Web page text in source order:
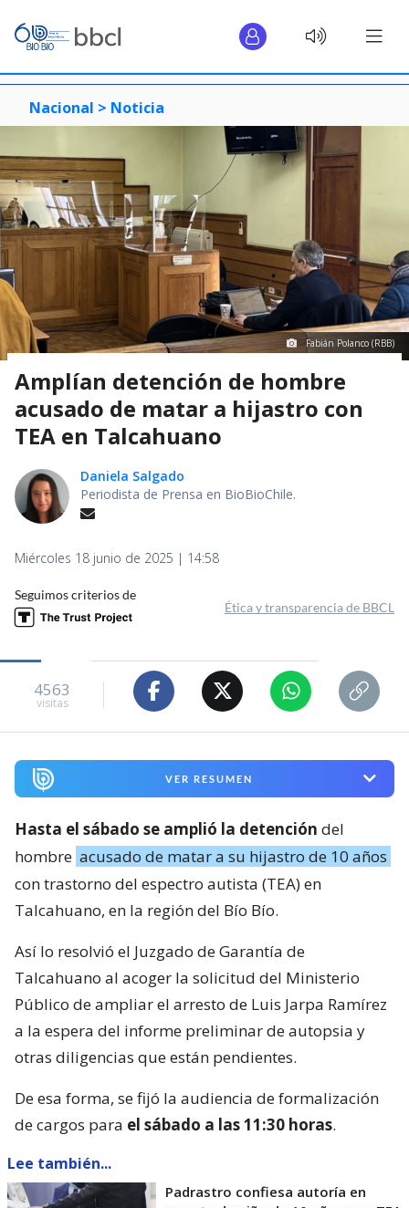
Nacional > Noticia
Fabián Polanco (RBB)
Amplían detención de hombre
acusado de matar a hijastro con
TEA en Talcahuano
Daniela Salgado
Periodista de Prensa en BioBioChile.
Miércoles 18 junio de 2025 | 14:58
Seguimos criterios de
Ética y transparencia de BBCL
4563
visitas
VER RESUMEN
Hasta el sábado se amplió la detención del
hombre acusado de matar a su hijastro de 10 años
con trastorno del espectro autista (TEA) en
Talcahuano, en la región del Bío Bío.
Así lo resolvió el Juzgado de Garantía de
Talcahuano al acoger la solicitud del Ministerio
Público de ampliar el arresto de Luis Jarpa Ramírez
a la espera del informe preliminar de autopsia y
otras diligencias que están pendientes.
De esa forma, se fijó la audiencia de formalización
de cargos para el sábado a las 11:30 horas.
Lee también...
Padrastro confiesa autoría en